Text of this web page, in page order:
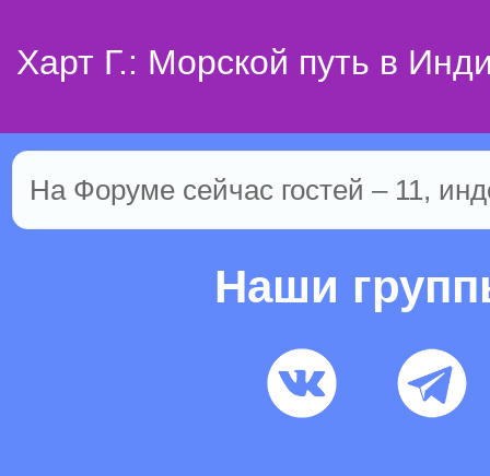
Харт Г.: Морской путь в
На Форуме сейчас гостей – 11,
Наши